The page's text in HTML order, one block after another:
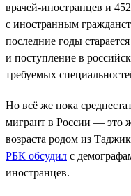
врачей-иностранцев и
с иностранным
последние годы
и поступление в
требуемых
Но всё же пока
мигрант в России — это
возраста родом из
РБК обсудил с
иностранцев.